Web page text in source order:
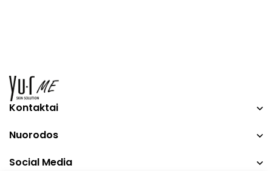
Kontaktai
Nuorodos
Social Media